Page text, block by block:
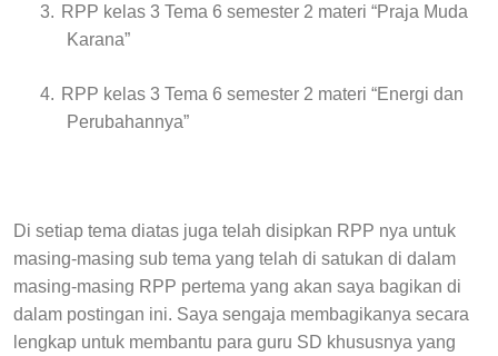
3. RPP kelas 3 Tema 6 semester 2 materi “Praja Muda
Karana”
4. RPP kelas 3 Tema 6 semester 2 materi “Energi dan
Perubahannya”
Di setiap tema diatas juga telah disipkan RPP nya untuk
masing-masing sub tema yang telah di satukan di dalam
masing-masing RPP pertema yang akan saya bagikan di
dalam postingan ini. Saya sengaja membagikanya secara
lengkap untuk membantu para guru SD khususnya yang